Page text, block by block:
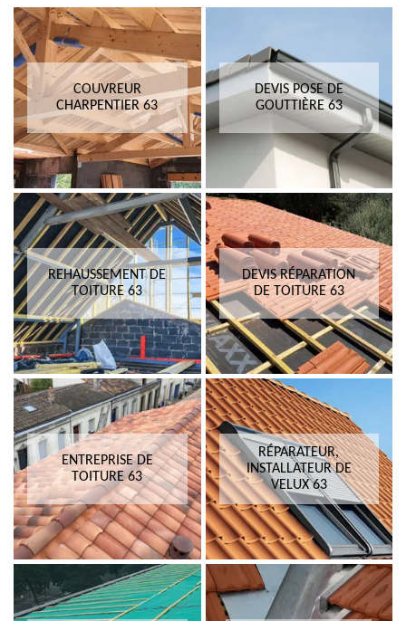
COUVREUR
CHARPENTIER 63
DEVIS POSE DE
GOUTTIÈRE 63
REHAUSSEMENT DE
TOITURE 63
DEVIS RÉPARATION
DE TOITURE 63
ENTREPRISE DE
TOITURE 63
RÉPARATEUR,
INSTALLATEUR DE
VELUX 63